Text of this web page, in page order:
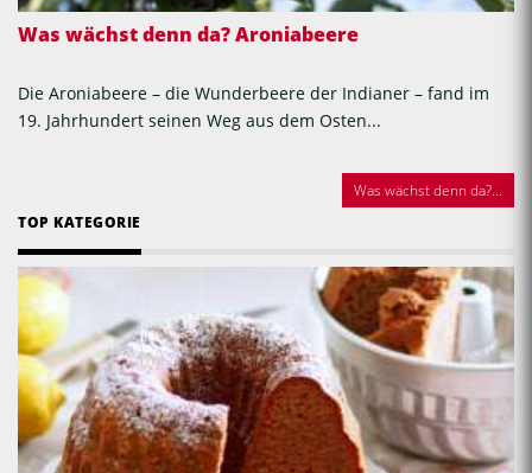
Was wächst denn da? Aroniabeere
Die Aroniabeere – die Wunderbeere der Indianer – fand im
19. Jahrhundert seinen Weg aus dem Osten...
Was wächst denn da?...
TOP KATEGORIE